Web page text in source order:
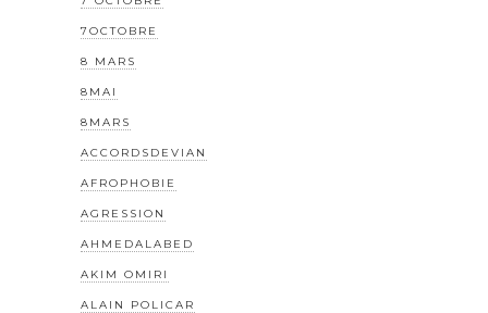
7OCTOBRE
8 MARS
8MAI
8MARS
ACCORDSDEVIAN
AFROPHOBIE
AGRESSION
AHMEDALABED
AKIM OMIRI
ALAIN POLICAR